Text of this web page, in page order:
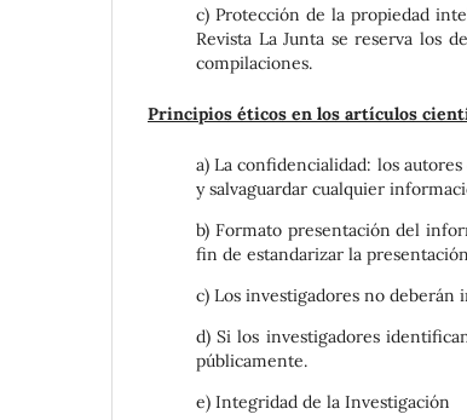
c) Protección de la propiedad
Revista La Junta se reserva los
compilaciones.
Principios éticos en los artículos
a) La confidencialidad: los
y salvaguardar cualquier
b) Formato presentación del
fin de estandarizar la
c) Los investigadores no deberán
d) Si los investigadores
públicamente.
e) Integridad de la Investigación